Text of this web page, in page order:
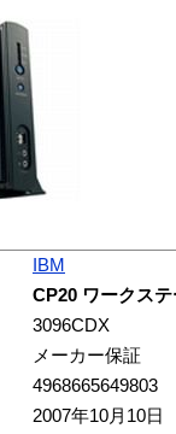
IBM
CP20 ワークス
3096CDX
メーカー保証
4968665649803
2007年10月10日